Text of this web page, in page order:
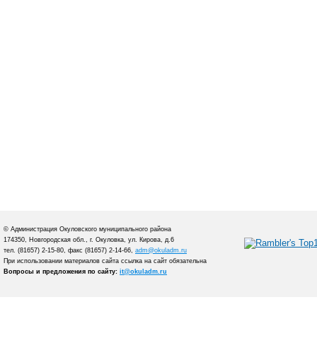
© Администрация Окуловского муниципального района
174350, Новгородская обл., г. Окуловка, ул. Кирова, д.6
тел. (81657) 2-15-80, факс (81657) 2-14-66, adm@okuladm.ru
При использовании материалов сайта ссылка на сайт обязательна
Вопросы и предложения по сайту: it@okuladm.ru